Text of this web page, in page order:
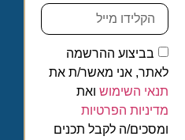
בביצוע ההרשמה
לאתר, אני מאשר/ת את
תנאי השימוש ואת
מדיניות הפרטיות
ומסכים/ה לקבל תכנים